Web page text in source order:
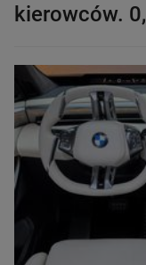
kierowców.